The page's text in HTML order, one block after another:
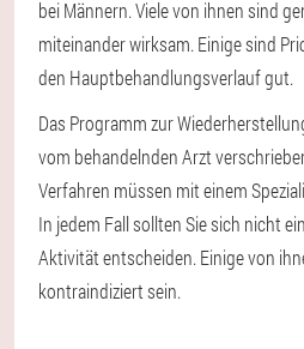
bei Männern. Viele von ihnen sind
miteinander wirksam. Einige sind
den Hauptbehandlungsverlauf gut.
Das Programm zur
vom behandelnden Arzt
Verfahren müssen mit einem
In jedem Fall sollten Sie sich nicht
Aktivität entscheiden. Einige von
kontraindiziert sein.